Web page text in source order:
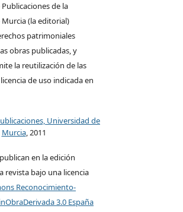
Publicaciones de la
(la editorial)
patrimoniales
obras publicadas, y
la reutilización de las
de uso indicada en
Universidad de
Murcia, 2011
en la edición
revista bajo una licencia
Reconocimiento-
3.0 España